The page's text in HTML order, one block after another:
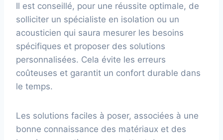
Il est conseillé, pour une réussite optimale, de
solliciter un spécialiste en isolation ou un
acousticien qui saura mesurer les besoins
spécifiques et proposer des solutions
personnalisées. Cela évite les erreurs
coûteuses et garantit un confort durable dans
le temps.
Les solutions faciles à poser, associées à une
bonne connaissance des matériaux et des